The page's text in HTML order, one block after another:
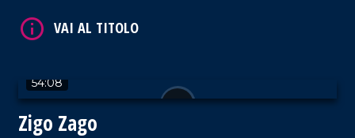
Lamezia Terme.
54:08
Zigo Zago